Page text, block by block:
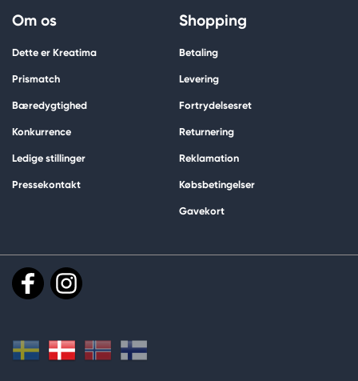
Om os
Dette er Kreatima
Prismatch
Bæredygtighed
Konkurrence
Ledige stillinger
Pressekontakt
Shopping
Betaling
Levering
Fortrydelsesret
Returnering
Reklamation
Købsbetingelser
Gavekort